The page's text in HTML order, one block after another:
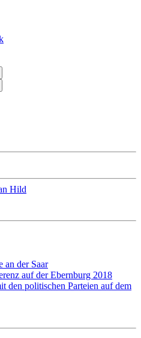
Hild
an der Saar
auf der Ebernburg 2018
den politischen Parteien auf dem